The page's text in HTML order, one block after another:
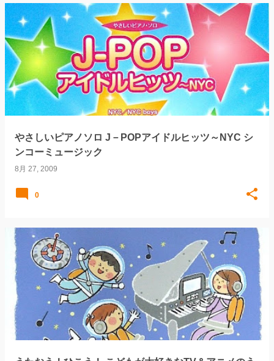
やさしいピアノソロ J－POPアイドルヒッツ～NYC シ
ンコーミュージック
8月 27, 2009
0